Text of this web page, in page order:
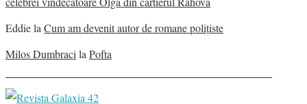
Eddiela Cum am devenit autor de romane polițiste
Milos Dumbraci la Pofta